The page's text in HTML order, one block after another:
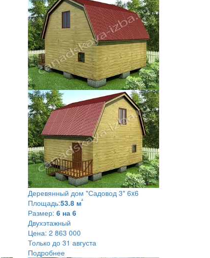
Деревянный дом"Садовод 3" 6x6
Площадь:53.8 м²
Размер: 6 на 6
Двухэтажный
Цена:2 863 000
Только до 31 августа
Подробнее